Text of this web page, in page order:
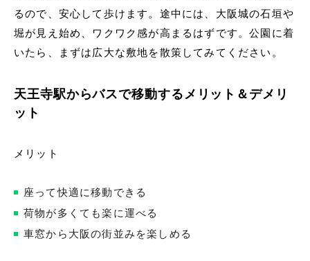
るので、安心して歩けます。途中には、大阪城の石垣や
堀が見え始め、ワクワク感が高まるはずです。公園に着
いたら、まずは広大な敷地を散策してみてください。
天王寺駅からバスで移動するメリット＆デメリ
ット
メリット
座って快適に移動できる
荷物が多くても楽に運べる
車窓から大阪の街並みを楽しめる